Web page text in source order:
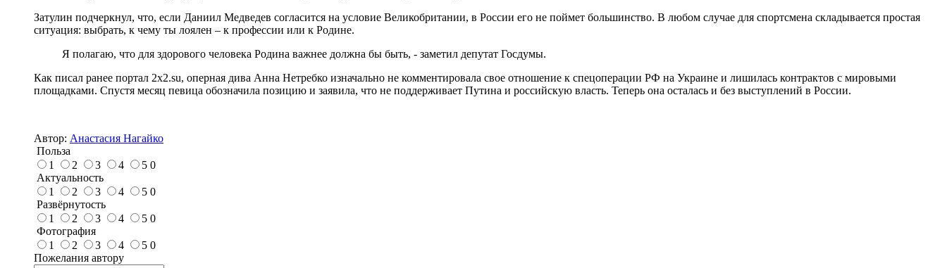
Затулин подчеркнул, что, если Даниил Медведев согласится на условие Великобритании, в России его не поймет большинство. В любом случае для спортсмена складывается простая
ситуация: выбрать, к чему ты лоялен – к профессии или к Родине.
Я полагаю, что для здорового человека Родина важнее должна бы быть, - заметил депутат Госдумы.
Как писал ранее портал 2х2.su, оперная дива Анна Нетребко изначально не комментировала свое отношение к спецоперации РФ на Украине и лишилась контрактов с мировыми
площадками. Спустя месяц певица обозначила позицию и заявила, что не поддерживает Путина и российскую власть. Теперь она осталась и без выступлений в России.
Автор: Анастасия Нагайко
Польза
1
2 3 4 5 0
Актуальность
1
2 3 4 5 0
Развёрнутость
1
2 3 4 5 0
Фотография
1
2 3 4 5 0
Пожелания автору